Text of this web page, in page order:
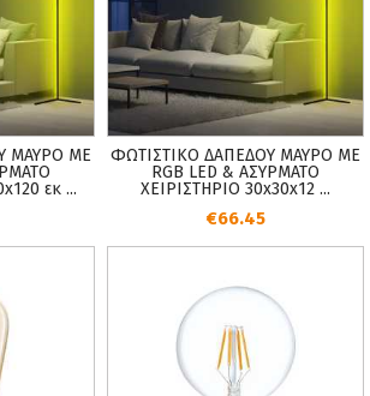
ΜΑΥΡΟ ΜΕ
εκ ...
ΦΩΤΙΣΤΙΚΟ ΔΑΠΕΔΟΥ ΜΑΥΡΟ ΜΕ
RGB LED & ΑΣΥΡΜΑΤΟ
ΧΕΙΡΙΣΤΗΡΙΟ 30x30x12 ...
€66.45